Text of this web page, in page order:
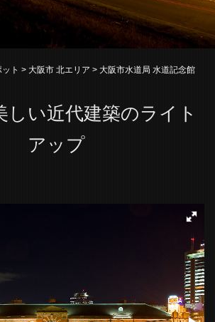
ト > 大阪市 北エリア > 大阪市水道局 水道記念館
しい近代建築のライト
アップ